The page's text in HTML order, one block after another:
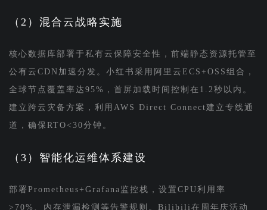
（2）混合云战略实施
核心数据库部署于私有云保障安全性，前端静态资源托管至
公有云CDN加速分发。小红书采用阿里云ECS+OSS组合，
全球节点覆盖率达95%，首屏加载时间控制在1.2秒以内。
建立跨云灾备方案，利用AWS Direct Connect建立专线通
道，确保RTO<30分钟。
（3）智能化运维体系建设
部署Prometheus+Grafana监控栈，设置CPU利用率
>70%、内存泄漏检测等告警规则。Bilibili在周年庆活动